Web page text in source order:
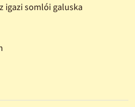
igazi somlói galuska